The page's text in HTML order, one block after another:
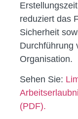
reduziert das
Sicherheit
Durchführung
Organisation.
Sehen Sie:
(PDF).